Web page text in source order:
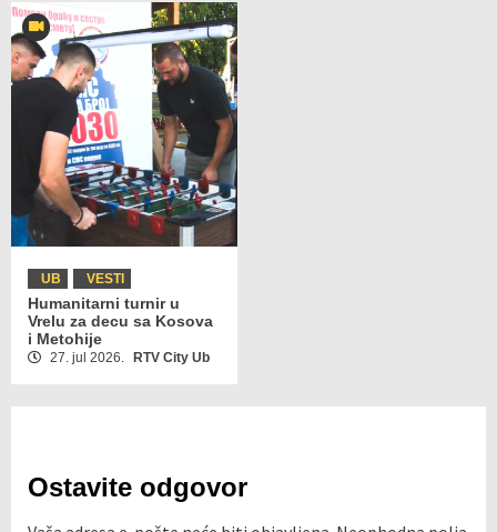
UB VESTI
Humanitarni turnir u
Vrelu za decu sa Kosova
i Metohije
27. jul 2026. RTV City Ub
Ostavite odgovor